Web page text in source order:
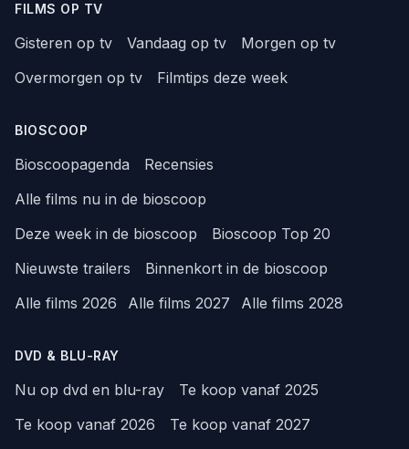
FILMS OP TV
Gisteren op tv Vandaag op tv
Morgen op tv
Overmorgen op tv
Filmtips deze week
BIOSCOOP
Bioscoopagenda
Recensies
Alle films nu in de bioscoop
Deze week in de bioscoop
Bioscoop Top 20
Nieuwste trailers
Binnenkort in de bioscoop
Alle films 2026
Alle films 2027 Alle films 2028
DVD & BLU-RAY
Nu op dvd en blu-ray
Te koop vanaf 2025
Te koop vanaf 2026
Te koop vanaf 2027